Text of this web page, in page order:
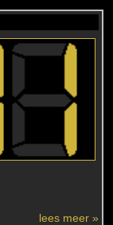
lees meer »